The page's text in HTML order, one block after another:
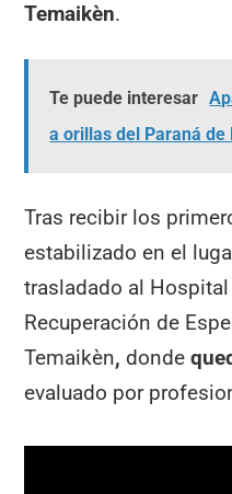
Temaikèn.
Te puede interesar
a orillas del Paraná de
Tras recibir los
estabilizado en el
trasladado al
Recuperación de
Temaikèn, donde
evaluado por